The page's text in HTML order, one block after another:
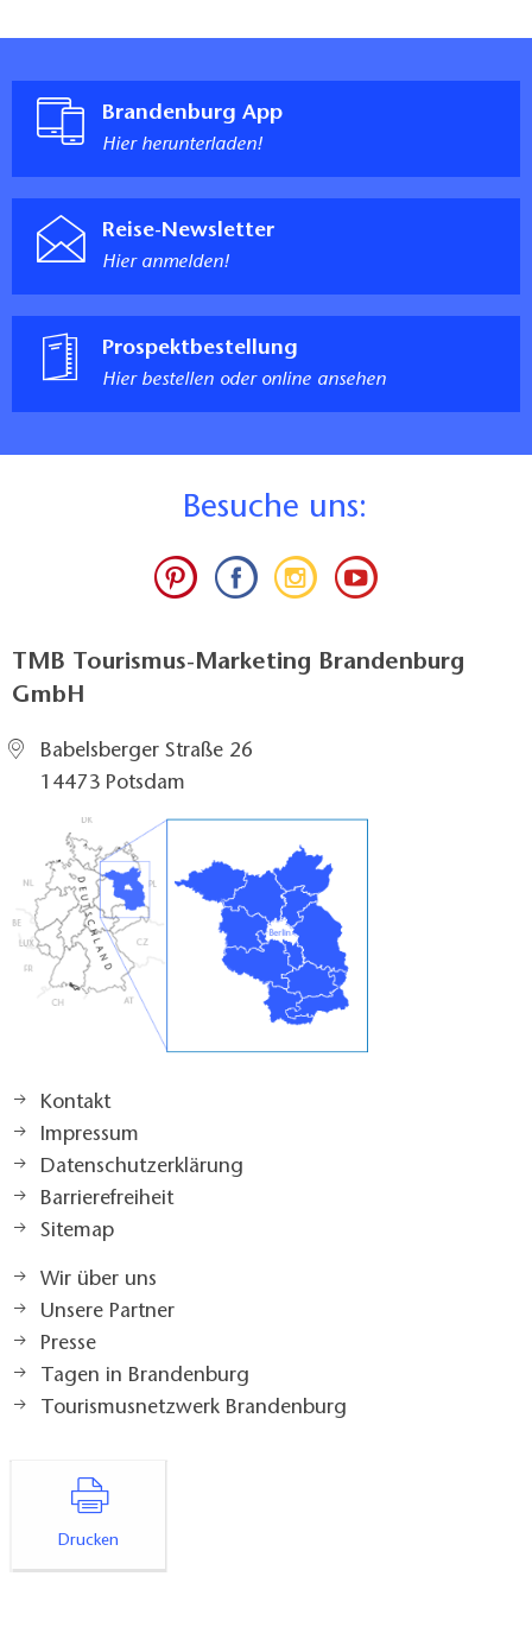
Brandenburg App
Hier herunterladen!
Reise-Newsletter
Hier anmelden!
Prospektbestellung
Hier bestellen oder online ansehen
Besuche uns:
TMB Tourismus-Marketing Brandenburg
GmbH
Babelsberger Straße 26
14473 Potsdam
Kontakt
Impressum
Datenschutzerklärung
Barrierefreiheit
Sitemap
Wir über uns
Unsere Partner
Presse
Tagen in Brandenburg
Tourismusnetzwerk Brandenburg
Drucken